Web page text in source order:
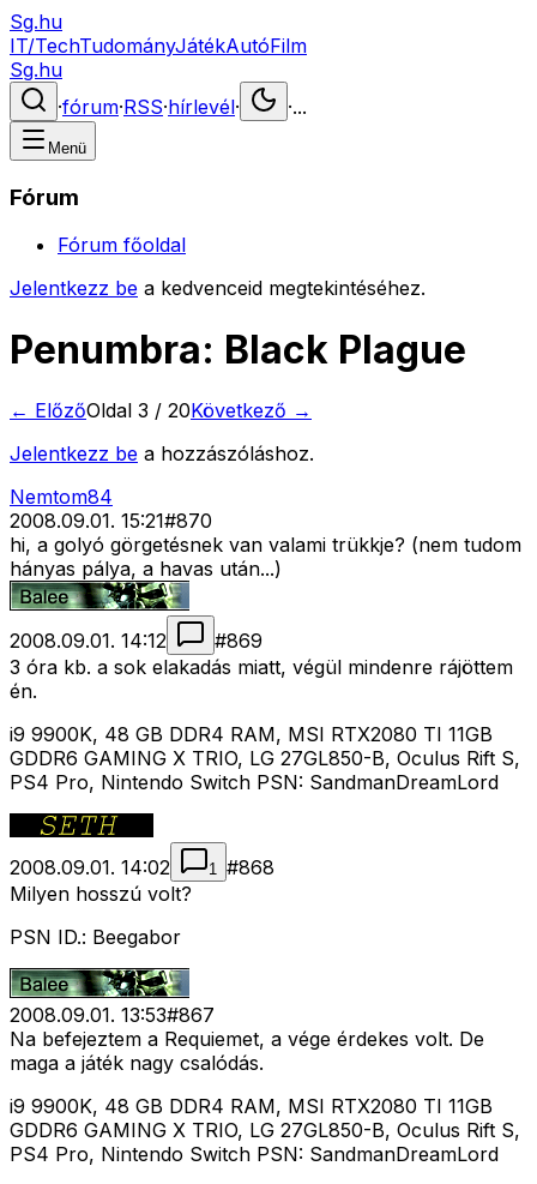
Sg.hu
IT/TechTudományJátékAutóFilm
Sg.hu
·fórum·RSS·hírlevél· ·...
Menü
Fórum
Fórum főoldal
Jelentkezz be a kedvenceid megtekintéséhez.
Penumbra: Black Plague
← ElőzőOldal 3 / 20Következő →
Jelentkezz be a hozzászóláshoz.
Nemtom84
2008.09.01. 15:21#870
hi, a golyó görgetésnek van valami trükkje? (nem tudom
hányas pálya, a havas után...)
2008.09.01. 14:12 #869
3 óra kb. a sok elakadás miatt, végül mindenre rájöttem
én.
i9 9900K, 48 GB DDR4 RAM, MSI RTX2080 TI 11GB
GDDR6 GAMING X TRIO, LG 27GL850-B, Oculus Rift S,
PS4 Pro, Nintendo Switch PSN: SandmanDreamLord
2008.09.01. 14:02 1 #868
Milyen hosszú volt?
PSN ID.: Beegabor
2008.09.01. 13:53#867
Na befejeztem a Requiemet, a vége érdekes volt. De
maga a játék nagy csalódás.
i9 9900K, 48 GB DDR4 RAM, MSI RTX2080 TI 11GB
GDDR6 GAMING X TRIO, LG 27GL850-B, Oculus Rift S,
PS4 Pro, Nintendo Switch PSN: SandmanDreamLord